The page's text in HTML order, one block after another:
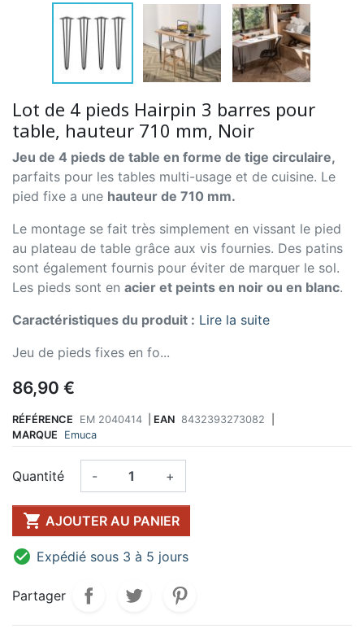
Lot de 4 pieds Hairpin 3 barres pour
table, hauteur 710 mm, Noir
Jeu de 4 pieds de table en forme de tige circulaire,
parfaits pour les tables multi-usage et de cuisine. Le
pied fixe a une hauteur de 710 mm.
Le montage se fait très simplement en vissant le pied
au plateau de table grâce aux vis fournies. Des patins
sont également fournis pour éviter de marquer le sol.
Les pieds sont en acier et peints en noir ou en blanc.
Caractéristiques du produit : Lire la suite
Jeu de pieds fixes en fo...
86,90 €
RÉFÉRENCE EM 2040414 EAN 8432393273082
MARQUE
Emuca
Quantité - +
 AJOUTER AU PANIER
 Expédié sous 3 à 5 jours
Partager